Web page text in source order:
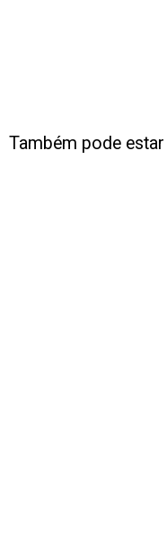
Também pode